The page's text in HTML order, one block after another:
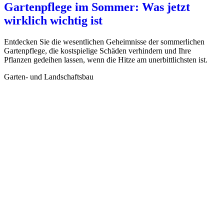
Gartenpflege im Sommer: Was jetzt
wirklich wichtig ist
Entdecken Sie die wesentlichen Geheimnisse der sommerlichen
Gartenpflege, die kostspielige Schäden verhindern und Ihre
Pflanzen gedeihen lassen, wenn die Hitze am unerbittlichsten ist.
Garten- und Landschaftsbau